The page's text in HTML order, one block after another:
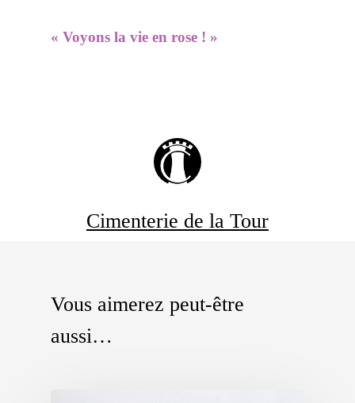
« Voyons la vie en rose ! »
Cimenterie de la Tour
Vous aimerez peut-être
aussi…